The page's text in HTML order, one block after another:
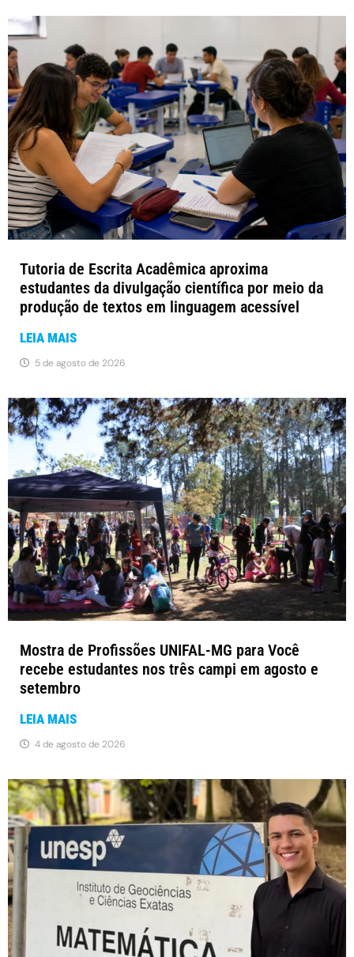
Tutoria de Escrita Acadêmica aproxima
estudantes da divulgação científica por meio da
produção de textos em linguagem acessível
LEIA MAIS
5 de agosto de 2026
Mostra de Profissões UNIFAL-MG para Você
recebe estudantes nos três campi em agosto e
setembro
LEIA MAIS
4 de agosto de 2026